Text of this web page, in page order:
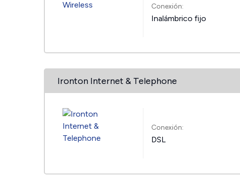
Conexión:
Inalámbrico fijo
Ironton Internet & Telephone
Conexión:
DSL